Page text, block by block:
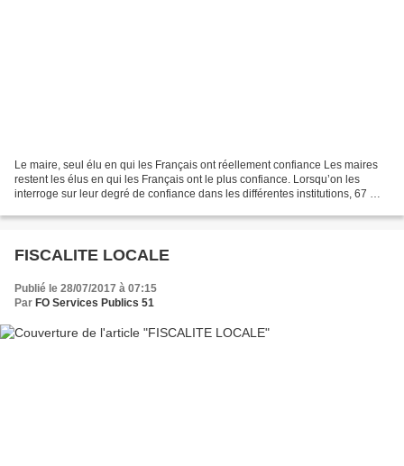
Le maire, seul élu en qui les Français ont réellement confiance Les maires
restent les élus en qui les Français ont le plus confiance. Lorsqu’on les
interroge sur leur degré de confiance dans les différentes institutions, 67 %
FISCALITE LOCALE
Publié le 28/07/2017 à 07:15
Par FO Services Publics 51